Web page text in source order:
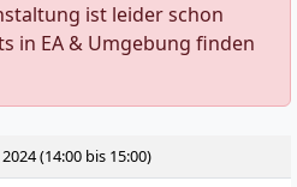
ist leider schon
in EA & Umgebung finden
(14:00 bis 15:00)